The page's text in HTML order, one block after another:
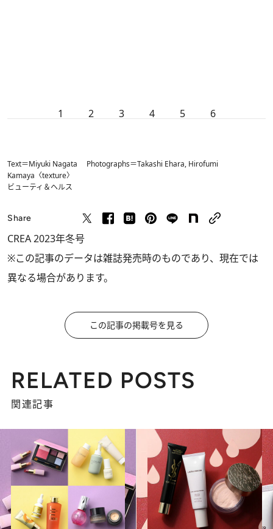
1 2 3 4 5 6
Text＝Miyuki Nagata Photographs＝Takashi Ehara, Hirofumi
Kamaya〈texture〉
ビューティ＆ヘルス
Share
CREA 2023年冬号
※この記事のデータは雑誌発売時のものであり、現在では
異なる場合があります。
この記事の掲載号を見る
RELATED POSTS
関連記事